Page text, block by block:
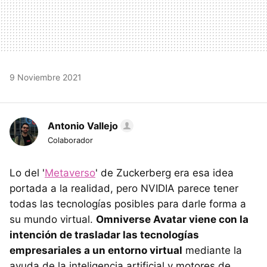
9 Noviembre 2021
Antonio Vallejo
Colaborador
Lo del 'Metaverso' de Zuckerberg era esa idea
portada a la realidad, pero NVIDIA parece tener
todas las tecnologías posibles para darle forma a
su mundo virtual. Omniverse Avatar viene con la
intención de trasladar las tecnologías
empresariales a un entorno virtual mediante la